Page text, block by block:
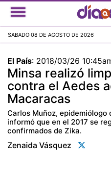
SABADO 08 DE AGOSTO DE 2026
El País: 2018/03/26
Minsa realizó
contra el Aedes
Macaracas
Carlos Muñoz, epidemiólogo
informó que en el 2017 se
confirmados de Zika.
Zenaida Vásquez